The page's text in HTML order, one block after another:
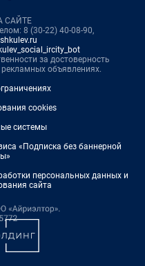
САЙТЕ
8 (30-22) 40-08-90,
за достоверность
объявлениях.
cookies
системы
«Подписка без баннерной
персональных данных и
сайта